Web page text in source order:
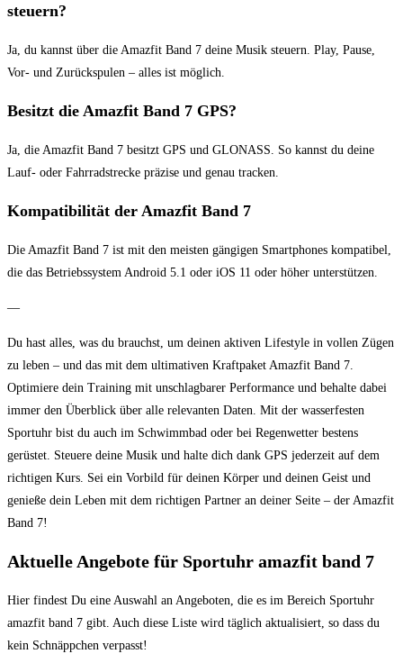
steuern?
Ja, du kannst über die Amazfit Band 7 deine Musik steuern. Play, Pause,
Vor- und Zurückspulen – alles ist möglich.
Besitzt die Amazfit Band 7 GPS?
Ja, die Amazfit Band 7 besitzt GPS und GLONASS. So kannst du deine
Lauf- oder Fahrradstrecke präzise und genau tracken.
Kompatibilität der Amazfit Band 7
Die Amazfit Band 7 ist mit den meisten gängigen Smartphones kompatibel,
die das Betriebssystem Android 5.1 oder iOS 11 oder höher unterstützen.
—
Du hast alles, was du brauchst, um deinen aktiven Lifestyle in vollen Zügen
zu leben – und das mit dem ultimativen Kraftpaket Amazfit Band 7.
Optimiere dein Training mit unschlagbarer Performance und behalte dabei
immer den Überblick über alle relevanten Daten. Mit der wasserfesten
Sportuhr bist du auch im Schwimmbad oder bei Regenwetter bestens
gerüstet. Steuere deine Musik und halte dich dank GPS jederzeit auf dem
richtigen Kurs. Sei ein Vorbild für deinen Körper und deinen Geist und
genieße dein Leben mit dem richtigen Partner an deiner Seite – der Amazfit
Band 7!
Aktuelle Angebote für Sportuhr amazfit band 7
Hier findest Du eine Auswahl an Angeboten, die es im Bereich Sportuhr
amazfit band 7 gibt. Auch diese Liste wird täglich aktualisiert, so dass du
kein Schnäppchen verpasst!